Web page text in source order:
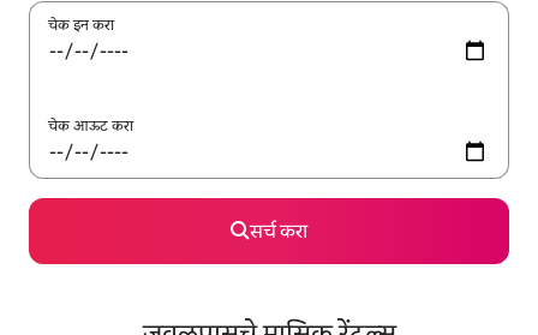
चेक इन करा
चेक आऊट करा
सर्च करा